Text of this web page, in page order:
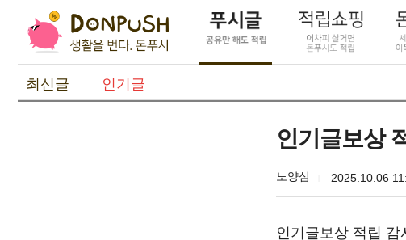
최신글 인기글
인기글보상
노양심 2025.10.06
인기글보상 적립 감